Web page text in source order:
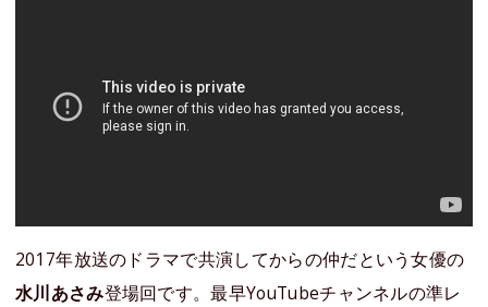
2017年放送のドラマで共演してからの仲だという女優の
水川あさみ登場回です。最早YouTubeチャンネルの準レ